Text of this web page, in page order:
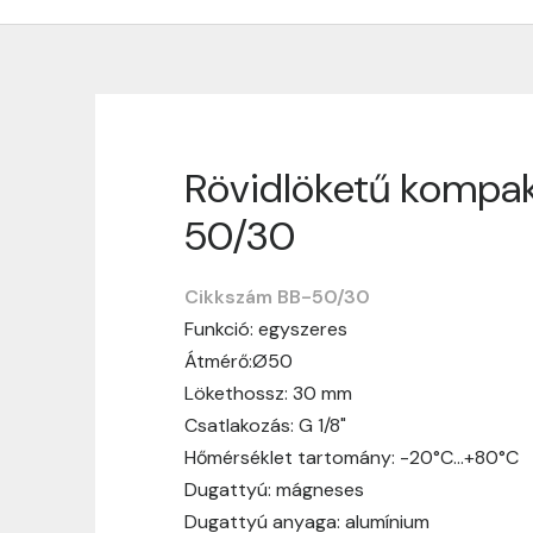
Rövidlöketű
50/30
Cikkszám BB-50/30
Funkció: egyszeres
Átmérő:Ø50
Lökethossz: 30 mm
Csatlakozás: G 1/8"
Hőmérséklet tartomány: -20°C…+80°C
Dugattyú: mágneses
Dugattyú anyaga: alumínium
Szállítási
Nagyon köszönjük, hogy
Szállítási idő:
hosszabb ideig tart, előre
Szállítási díj:A szállítási díj függ a
megtekinthetitek, mielőtt a